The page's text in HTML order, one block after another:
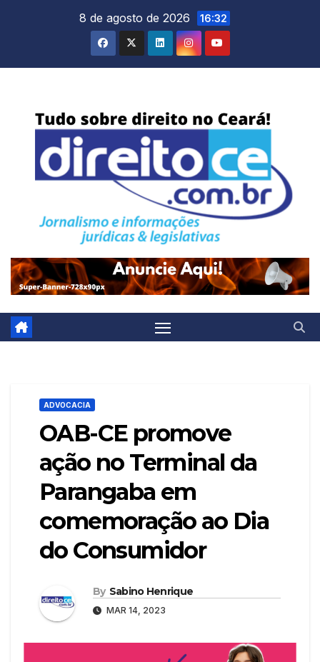
8 de agosto de 2026 16:32
ADVOCACIA
OAB-CE promove
ação no Terminal da
Parangaba em
comemoração ao Dia
do Consumidor
By Sabino Henrique
MAR 14, 2023